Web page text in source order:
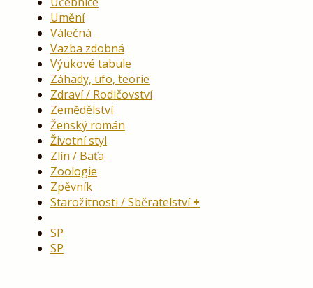
Umění
Válečná
Vazba zdobná
Výukové tabule
Záhady, ufo, teorie
Zdraví / Rodičovství
Zemědělství
Ženský román
Životní styl
Zlín / Baťa
Zoologie
Zpěvník
Starožitnosti / Sběratelství
SP
SP